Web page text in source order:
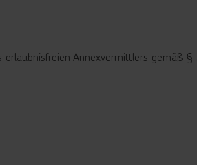
Annexvermittlers gemäß